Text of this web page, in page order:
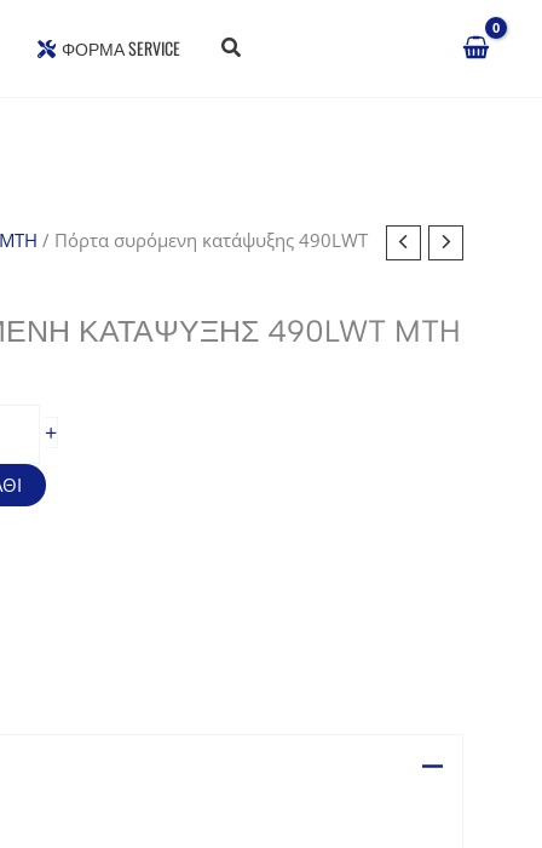
ΦΌΡΜΑ SERVICE
/ Πόρτα συρόμενη κατάψυξης 490LWT
ΚΑΤΆΨΥΞΗΣ 490LWT MTH
+